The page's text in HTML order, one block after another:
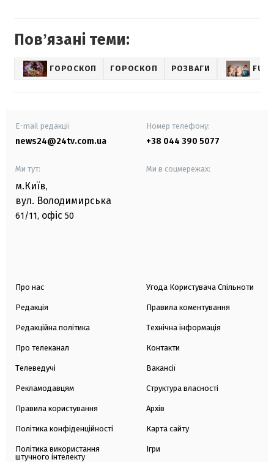
Повʼязані теми:
ГОРОСКОП ГОРОСКОП РОЗВАГИ FUN
E-mail редакції
news24@24tv.com.ua
Номер телефону:
+38 044 390 5077
Ми тут:
м.Київ,
вул. Володимирська
61/11, офіс 50
Ми в соцмережах:
Про нас
Редакція
Редакційна політика
Про телеканал
Телеведучі
Рекламодавцям
Правила користування
Політика конфіденційності
Політика використання
штучного інтелекту
Угода Користувача Спільноти
Правила коментування
Технічна інформація
Контакти
Вакансії
Структура власності
Архів
Карта сайту
Ігри